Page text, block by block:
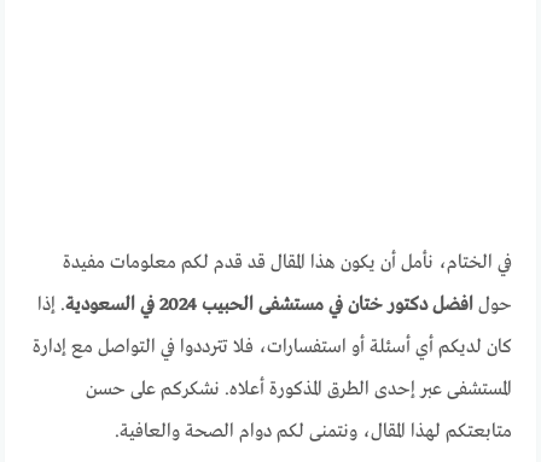
في الختام، نأمل أن يكون هذا المقال قد قدم لكم معلومات مفيدة
حولافضل دكتور ختان في مستشفى الحبيب 2024 في السعودية
. إذا
كان لديكم أي أسئلة أو استفسارات، فلا تترددوا في التواصل مع إدارة
المستشفى عبر إحدى الطرق المذكورة أعلاه. نشكركم على حسن
متابعتكم لهذا المقال، ونتمنى لكم دوام الصحة والعافية.